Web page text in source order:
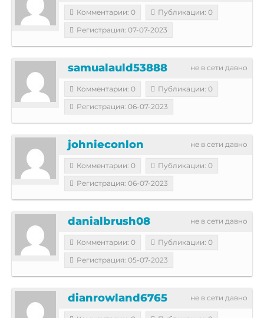
Комментарии: 0
Публикации: 0
Регистрация: 07-07-2023
не в сети давно
samualauld53888
Комментарии: 0
Публикации: 0
Регистрация: 06-07-2023
не в сети давно
johnieconlon
Комментарии: 0
Публикации: 0
Регистрация: 06-07-2023
не в сети давно
danialbrush08
Комментарии: 0
Публикации: 0
Регистрация: 05-07-2023
не в сети давно
dianrowland6765